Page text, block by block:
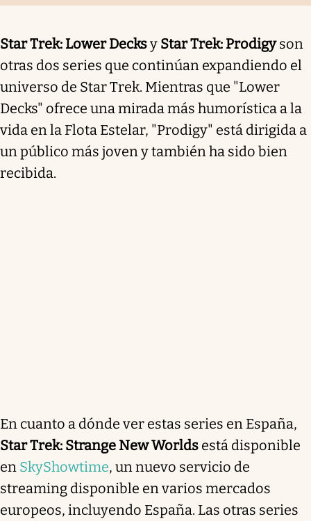
Star Trek: Lower Decksy Star Trek: Prodigyson
otras dos series que continúan expandiendo el
universo de Star Trek. Mientras que "Lower
Decks" ofrece una mirada más humorística a la
vida en la Flota Estelar, "Prodigy" está dirigida a
un público más joven y también ha sido bien
recibida.
En cuanto a dónde ver estas series en España,
Star Trek: Strange New Worlds está disponible
en SkyShowtime, un nuevo servicio de
streaming disponible en varios mercados
europeos, incluyendo España. Las otras series